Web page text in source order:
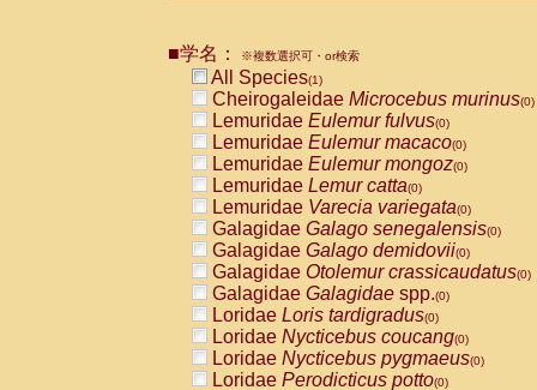
CebidaeCebus nigrivittatus
CebidaeCebus
CebidaeSaimiri boliviensis(0)
CebidaeSaimiri sciureus(0)
AtelidaeAlouatta caraya(0)
AtelidaeAlouatta fusca(0)
AtelidaeAlouatta seniculus
AtelidaeAlouattaspp.(0)
AtelidaeAteles belzebuth(0)
AtelidaeAteles geoffroyi(0)
AtelidaeAteles paniscus(0)
AtelidaeAtelesspp.(0)
Atelidae Lagothrix lagothricha
AtelidaeLagothrix lagothricha cana
PitheciidaeCacajao calvus
PitheciidaeCallicebus cupreus
■学名： ※複数選択可・or検索
All Species(1)
Cheirogaleidae Microcebus murinus(0)
Lemuridae Eulemur fulvus(0)
Lemuridae Eulemur macaco(0)
Lemuridae Eulemur mongoz(0)
Lemuridae Lemur catta(0)
Lemuridae Varecia variegata(0)
Galagidae Galago senegalensis(0)
Galagidae Galago demidovii(0)
Galagidae Otolemur crassicaudatus(0)
Galagidae Galagidae spp.(0)
Loridae Loris tardigradus(0)
Loridae Nycticebus coucang(0)
Loridae Nycticebus pygmaeus(0)
Loridae Perodicticus potto(0)